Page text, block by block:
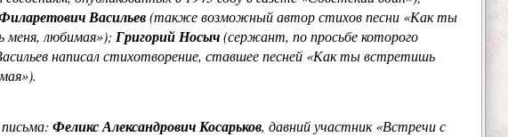
Васильев(также возможный автор стихов песни «Как ты
меня, любимая»); Григорий Носыч(сержант, по просьбе которого
написал стихотворение, ставшее песней «Как ты встретишь
Феликс Александрович Косарьков, давний участник «Встречи с